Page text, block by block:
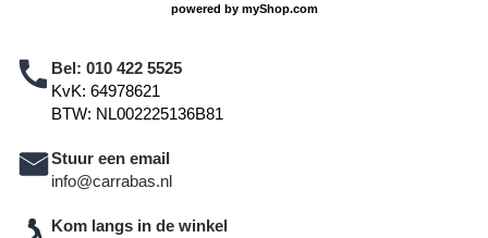
powered by myShop.com
Bel: 010 422 5525
KvK: 64978621
BTW: NL002225136B81
Stuur een email
info@carrabas.nl
Kom langs in de winkel